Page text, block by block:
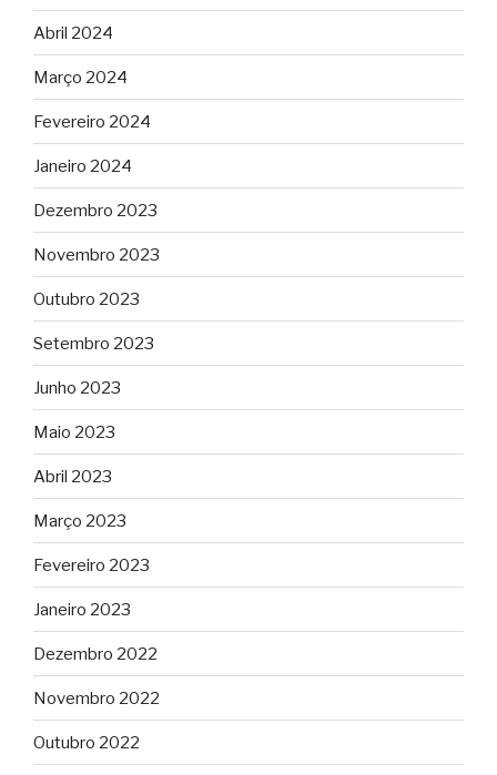
Abril 2024
Março 2024
Fevereiro 2024
Janeiro 2024
Dezembro 2023
Novembro 2023
Outubro 2023
Setembro 2023
Junho 2023
Maio 2023
Abril 2023
Março 2023
Fevereiro 2023
Janeiro 2023
Dezembro 2022
Novembro 2022
Outubro 2022